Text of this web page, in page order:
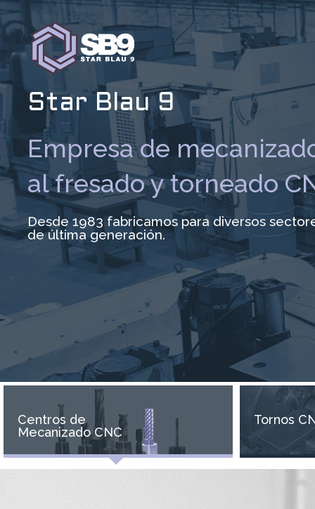
contenido
Star Blau 9
Empresa de
al fresado y torneado
Desde 1983 fabricamos para diversos
de última generación.
Centros de
Mecanizado CNC
Tornos